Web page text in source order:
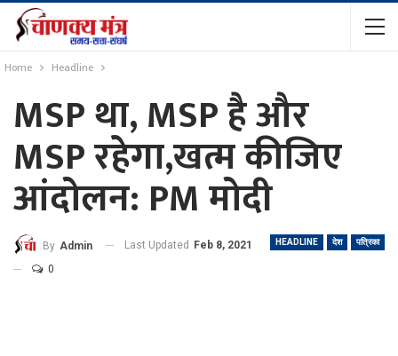
Home Headline
MSP था, MSP है और
MSP रहेगा,खत्म कीजिए
आंदोलन: PM मोदी
HEADLINE देश पत्रिका
By Admin Last Updated
Feb 8, 2021
0